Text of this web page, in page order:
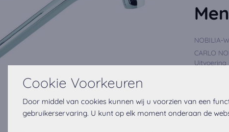
Cookie Voorkeuren
Door middel van cookies kunnen wij u voorzien van een
gebruikerservaring. U kunt op elk moment onderaan de
NOBILIA-
CARLO
Uitvoering